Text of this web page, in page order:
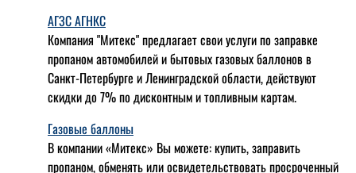
АГЗС АГНКС
Компания "Митекс" предлагает свои услуги по заправке
пропаном автомобилей и бытовых газовых баллонов в
Санкт-Петербурге и Ленинградской области, действуют
скидки до 7% по дисконтным и топливным картам.
Газовые баллоны
В компании «Митекс» Вы можете: купить, заправить
пропаном, обменять или освидетельствовать просроченный